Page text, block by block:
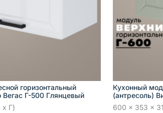
горизонтальный
Вегас Г-500 Глянцевый
x Г)
Кухонный
(антресоль)
600 x 353 x